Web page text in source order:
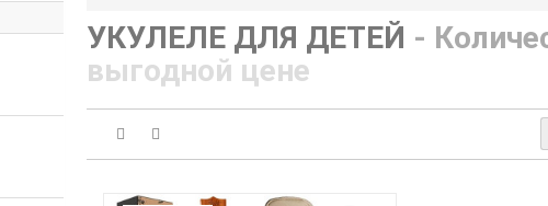
УКУЛЕЛЕ ДЛЯ ДЕТЕЙ -
выгодной цене